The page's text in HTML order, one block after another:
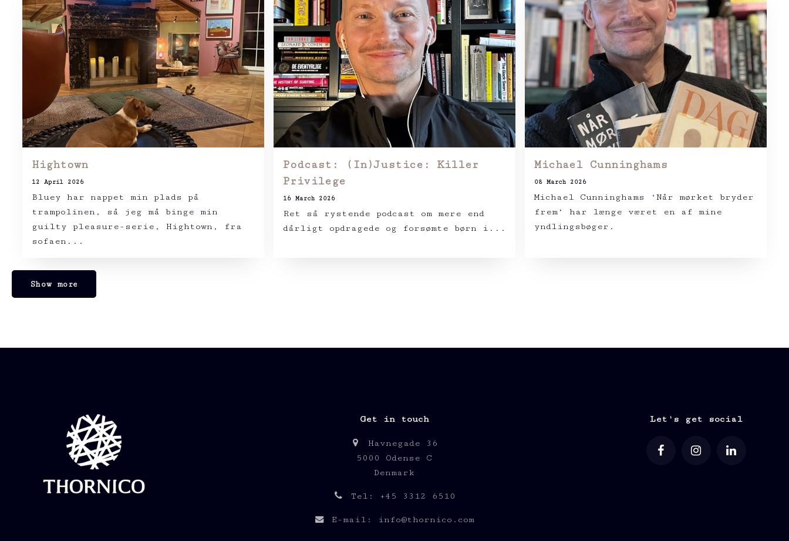
Hightown
12 April 2026
Bluey har nappet min plads på
trampolinen, så jeg må binge min
guilty pleasure-serie, Hightown, fra
sofaen...
Podcast: (In)Justice: Killer
Privilege
16 March 2026
Ret så rystende podcast om mere end
dårligt opdragede og forsømte børn i...
Michael Cunninghams
08 March 2026
Michael Cunninghams ‘Når mørket bryder
frem‘ har længe været en af mine
yndlingsbøger.
Show more
Get in touch
Havnegade 36
5000 Odense C
Denmark
Tel: +45 3312 6510
E-mail: info@thornico.com
Let's get social